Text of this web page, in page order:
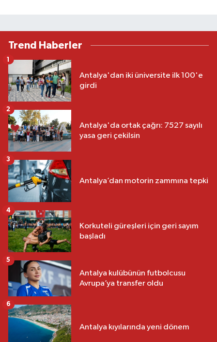
Trend Haberler
Antalya'dan iki üniversite ilk 100'e
girdi
1
Antalya'da ortak çağrı: 7527 sayılı
yasa geri çekilsin
2
Antalya’dan motorin zammına tepki
3
Korkuteli güreşleri için geri sayım
başladı
4
Antalya kulübünün futbolcusu
Avrupa’ya transfer oldu
5
Antalya kıyılarında yeni dönem
6